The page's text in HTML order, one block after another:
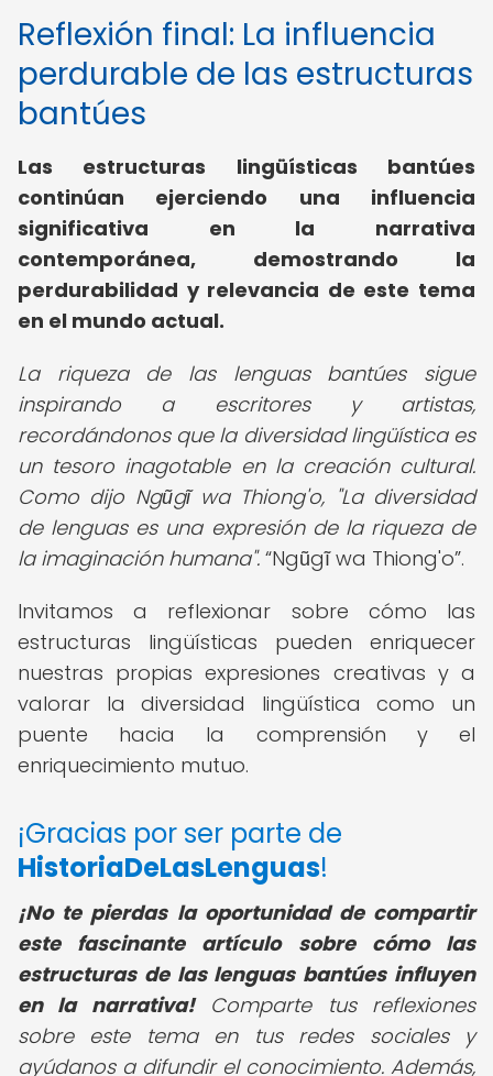
Reflexión final: La influencia
perdurable de las estructuras
bantúes
Las estructuras lingüísticas bantúes
continúan ejerciendo una influencia
significativa en la narrativa
contemporánea, demostrando la
perdurabilidad y relevancia de este tema
en el mundo actual.
La riqueza de las lenguas bantúes sigue
inspirando a escritores y artistas,
recordándonos que la diversidad lingüística es
un tesoro inagotable en la creación cultural.
Como dijo Ngũgĩ wa Thiong'o, "La diversidad
de lenguas es una expresión de la riqueza de
la imaginación humana". Ngũgĩ wa Thiong'o .
Invitamos a reflexionar sobre cómo las
estructuras lingüísticas pueden enriquecer
nuestras propias expresiones creativas y a
valorar la diversidad lingüística como un
puente hacia la comprensión y el
enriquecimiento mutuo.
¡Gracias por ser parte de
HistoriaDeLasLenguas!
¡No te pierdas la oportunidad de compartir
este fascinante artículo sobre cómo las
estructuras de las lenguas bantúes influyen
en la narrativa!Comparte tus reflexiones
sobre este tema en tus redes sociales y
ayúdanos a difundir el conocimiento. Además,